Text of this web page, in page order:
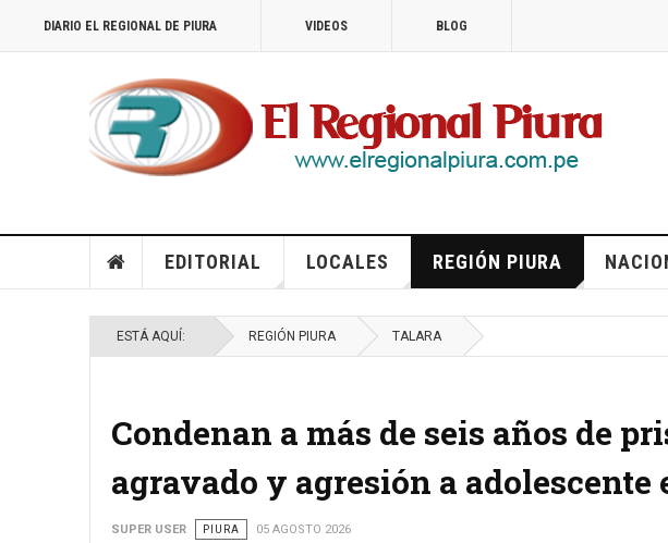
DIARIO EL REGIONAL DE PIURA VIDEOS BLOG
EDITORIAL LOCALES REGIÓN PIURA
ESTÁ AQUÍ: REGIÓN PIURA TALARA
Condenan a más de seis años de
agravado y agresión a adolescente
SUPER USER PIURA 05 AGOSTO 2026